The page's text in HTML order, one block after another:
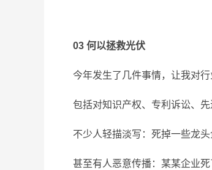
03 何以拯救光伏
今年发生了几件事情，让我对
包括对知识产权、专利诉讼、
不少人轻描淡写：死掉一些龙头
甚至有人恶意传播：某某企业